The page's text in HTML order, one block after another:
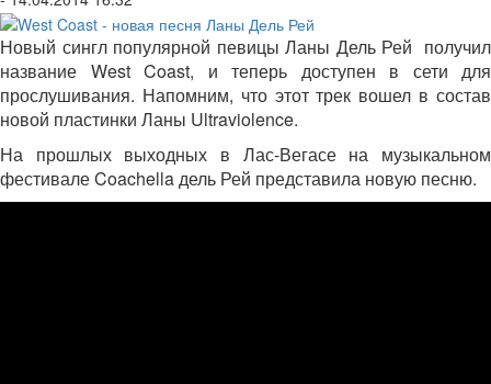
Новый сингл популярной певицы Ланы Дель Рей получил
название West Coast, и теперь доступен в сети для
прослушивания. Напомним, что этот трек вошел в состав
новой пластинки Ланы Ultraviolence.
На прошлых выходных в Лас-Вегасе на музыкальном
фестивале Coachella дель Рей представила новую песню.